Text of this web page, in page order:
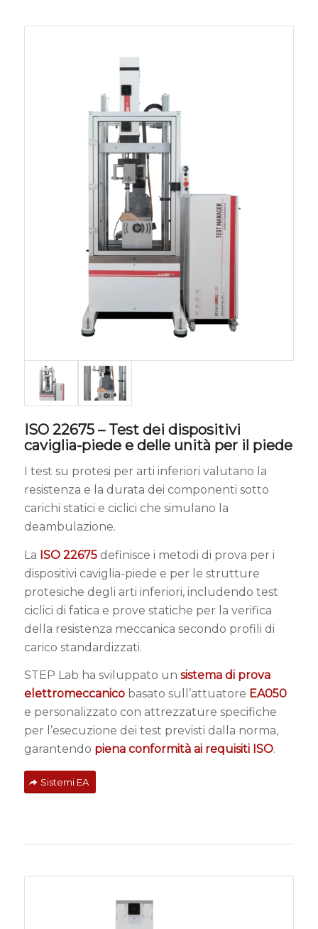
ISO 22675 – Test dei dispositivi
caviglia-piede e delle unità per il piede
I test su protesi per arti inferiori valutano la
resistenza e la durata dei componenti sotto
carichi statici e ciclici che simulano la
deambulazione.
La ISO 22675definisce i metodi di prova per i
dispositivi caviglia-piede e per le strutture
protesiche degli arti inferiori, includendo test
ciclici di fatica e prove statiche per la verifica
della resistenza meccanica secondo profili di
carico standardizzati.
STEP Lab ha sviluppato un sistema di prova
elettromeccanicobasato sull’attuatore EA050
e personalizzato con attrezzature specifiche
per l’esecuzione dei test previsti dalla norma,
garantendo piena conformità ai requisiti ISO.
Sistemi EA